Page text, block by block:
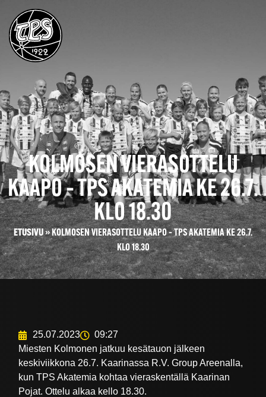
KOLMOSEN VIERASOTTELU
KAAPO – TPS AKATEMIA KE 26.7.
KLO 18.30
ETUSIVU»KOLMOSEN VIERASOTTELU KAAPO – TPS AKATEMIA KE 26.7.
KLO 18.30
25.07.2023
09:27
Miesten Kolmonen jatkuu kesätauon jälkeen
keskiviikkona 26.7. Kaarinassa R.V. Group Areenalla,
kun TPS Akatemia kohtaa vieraskentällä Kaarinan
Pojat. Ottelu alkaa kello 18.30.